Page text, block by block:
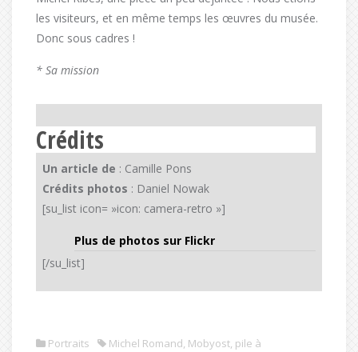
les visiteurs, et en même temps les œuvres du musée.
Donc sous cadres !
* Sa mission
Crédits
Un article de : Camille Pons
Crédits photos : Daniel Nowak
[su_list icon= »icon: camera-retro »]
Plus de photos sur Flickr
[/su_list]
Portraits Michel Romand, Mobyost, pile à